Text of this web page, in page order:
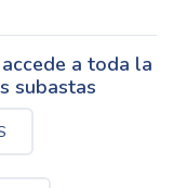
a toda la
subastas